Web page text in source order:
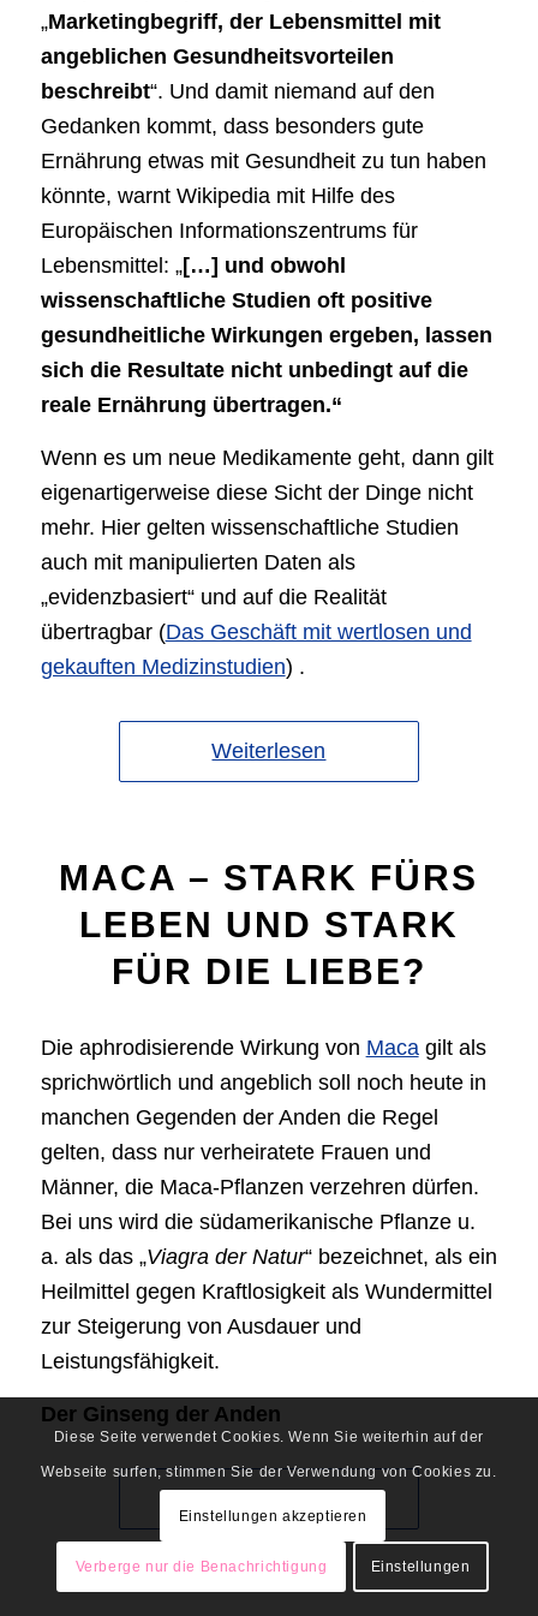
„Marketingbegriff, der Lebensmittel mit
angeblichen Gesundheitsvorteilen
beschreibt“. Und damit niemand auf den
Gedanken kommt, dass besonders gute
Ernährung etwas mit Gesundheit zu tun haben
könnte, warnt Wikipedia mit Hilfe des
Europäischen Informationszentrums für
Lebensmittel: „[…] und obwohl
wissenschaftliche Studien oft positive
gesundheitliche Wirkungen ergeben, lassen
sich die Resultate nicht unbedingt auf die
reale Ernährung übertragen.“
Wenn es um neue Medikamente geht, dann gilt
eigenartigerweise diese Sicht der Dinge nicht
mehr. Hier gelten wissenschaftliche Studien
auch mit manipulierten Daten als
„evidenzbasiert“ und auf die Realität
übertragbar (Das Geschäft mit wertlosen und
gekauften Medizinstudien) .
Weiterlesen
MACA – STARK FÜRS
LEBEN UND STARK
FÜR DIE LIEBE?
Die aphrodisierende Wirkung von Macagilt als
sprichwörtlich und angeblich soll noch heute in
manchen Gegenden der Anden die Regel
gelten, dass nur verheiratete Frauen und
Männer, die Maca-Pflanzen verzehren dürfen.
Bei uns wird die südamerikanische Pflanze u.
a. als das „Viagra der Natur“ bezeichnet, als ein
Heilmittel gegen Kraftlosigkeit als Wundermittel
zur Steigerung von Ausdauer und
Leistungsfähigkeit.
Der Ginseng der Anden
Diese Seite verwendet Cookies. Wenn Sie weiterhin auf der
Webseite surfen, stimmen Sie der Verwendung von Cookies zu.
Einstellungen akzeptieren
Verberge nur die Benachrichtigung Einstellungen